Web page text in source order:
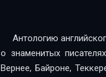
Антологию
о знаменитых
Вернее, Байроне,